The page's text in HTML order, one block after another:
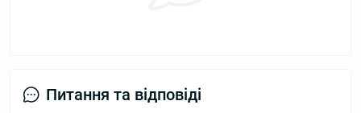
Питання та відповіді